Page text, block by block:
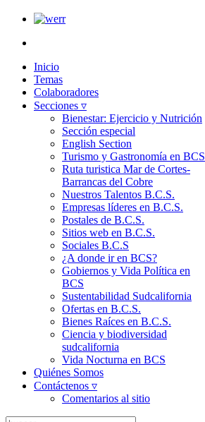
Inicio
Temas
Colaboradores
Secciones ▿
Bienestar: Ejercicio y Nutrición
Sección especial
English Section
Turismo y Gastronomía en BCS
Ruta turistica Mar de Cortes-
Barrancas del Cobre
Nuestros Talentos B.C.S.
Empresas líderes en B.C.S.
Postales de B.C.S.
Sitios web en B.C.S.
Sociales B.C.S
¿A donde ir en BCS?
Gobiernos y Vida Política en
BCS
Sustentabilidad Sudcalifornia
Ofertas en B.C.S.
Bienes Raíces en B.C.S.
Ciencia y biodiversidad
sudcalifornia
Vida Nocturna en BCS
Quiénes Somos
Contáctenos ▿
Comentarios al sitio